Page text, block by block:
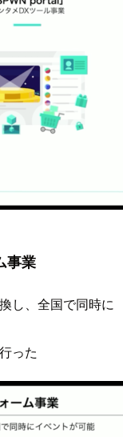
事業
し、全国で同時に
った